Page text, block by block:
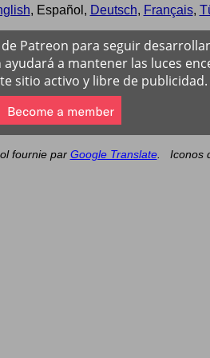
, Español , Deutsch, Français,
Patreon para seguir
a mantener las luces
sitio activo y libre de publicidad.
fournie par Google Translate. Iconos